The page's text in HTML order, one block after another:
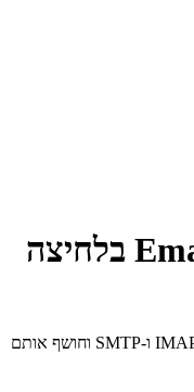
התקינו את EmailEngine בלחיצה
API אימייל באירוח עצמי שמחבר חשבונות IMAP ו-SMTP וחושף אותם